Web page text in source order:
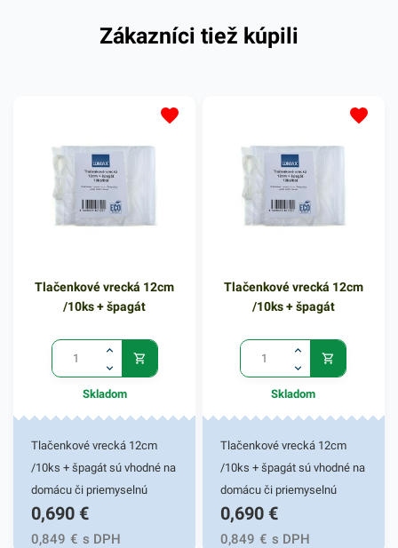
domácnostiach.Návin naZákazníci tiež kúpili
Tlačenkové vrecká 12cm
/10ks + špagát
Skladom
Tlačenkové vrecká 12cm
/10ks + špagát sú vhodné na
domácu či priemyselnú
výrobu lahodnej mäsovej či
vaječnej tlačenky. Vrecká sú
0,690 €
0,849 € s DPH
Tlačenkové vrecká 12cm
/10ks + špagát
Skladom
Tlačenkové vrecká 12cm
/10ks + špagát sú vhodné na
domácu či priemyselnú
výrobu lahodnej mäsovej či
vaječnej tlačenky. Vrecká sú
0,690 €
0,849 € s DPH